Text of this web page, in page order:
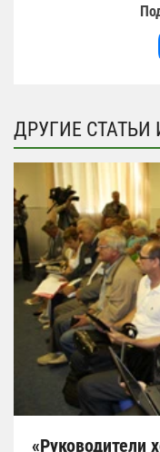
ДРУГИЕ
«Руководители